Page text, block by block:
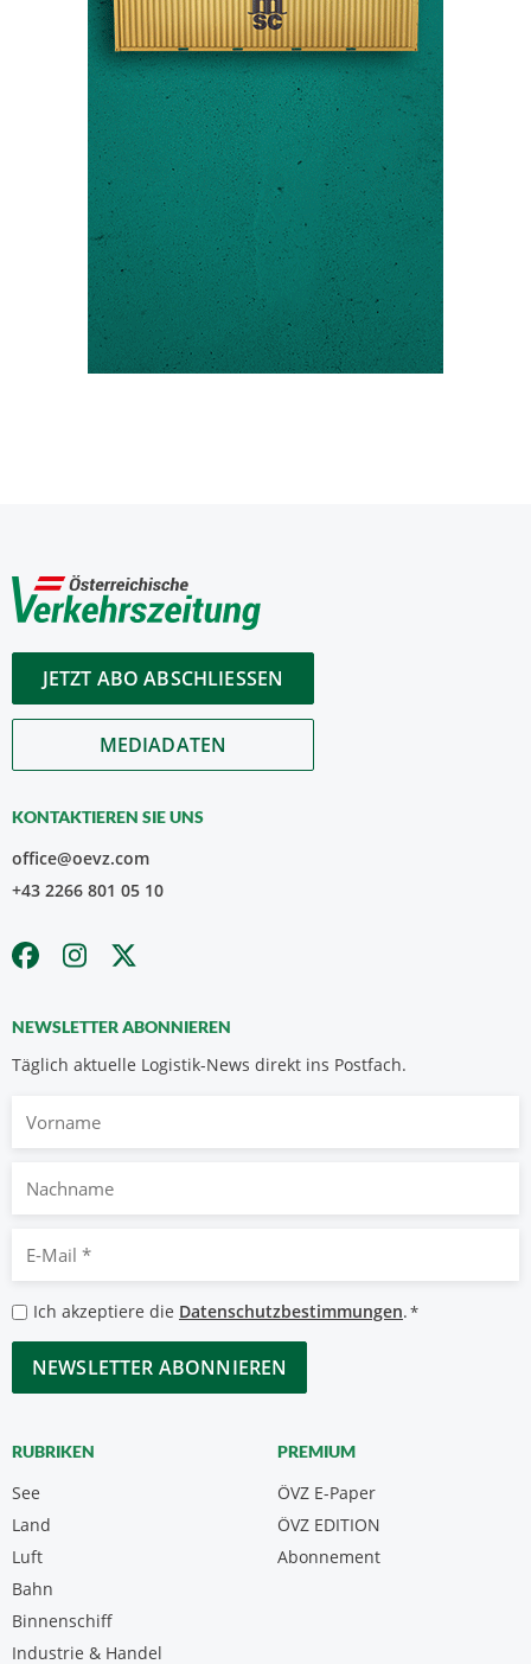
JETZT ABO ABSCHLIESSEN
MEDIADATEN
KONTAKTIEREN SIE UNS
office@oevz.com
+43 2266 801 05 10
NEWSLETTER ABONNIEREN
Täglich aktuelle Logistik-News direkt ins Postfach.
Nachname
Mail
*
Datenschutzbestimmungen
*
Ich akzeptiere die Datenschutzbestimmungen.*
CAPTCHA
RUBRIKEN
See
Land
Luft
Bahn
Binnenschiff
Industrie & Handel
PREMIUM
ÖVZ E-Paper
Abonnement
ÖVZ EDITION